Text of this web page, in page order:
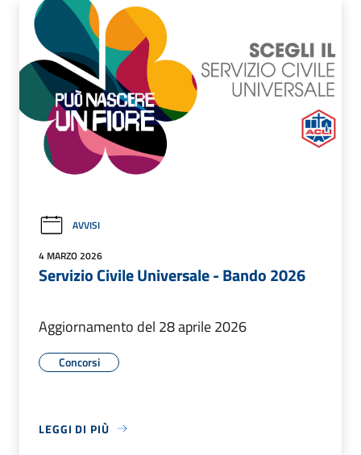
AVVISI
4 MARZO 2026
Servizio Civile Universale - Bando 2026
Aggiornamento del 28 aprile 2026
Concorsi
LEGGI DI PIÙ